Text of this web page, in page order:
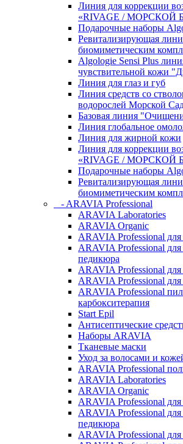
Линия для коррекции
«RIVAGE / МОРСКОЙ
Подарочные наборы
Ревитализирующая
биомиметическим
Algologie Sensi Plus
чувcтвительной кожи
Линия для глаз и губ
Линия средств со
водорослей Морской
Базовая линия
Линия глобальное
Линия для жирной кожи
Линия для коррекции
«RIVAGE / МОРСКОЙ
Подарочные наборы
Ревитализирующая
биомиметическим
- ARAVIA Professional
ARAVIA Laboratories
ARAVIA Organic
ARAVIA Professional для
ARAVIA Professional
педикюра
ARAVIA Professional
ARAVIA Professional
ARAVIA Professional
карбокситерапия
Start Epil
Антисептические
Наборы ARAVIA
Тканевые маски
Уход за волосами и
ARAVIA Professional
ARAVIA Laboratories
ARAVIA Organic
ARAVIA Professional для
ARAVIA Professional
педикюра
ARAVIA Professional